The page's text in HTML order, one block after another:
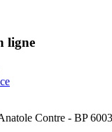
ligne
Contre - BP